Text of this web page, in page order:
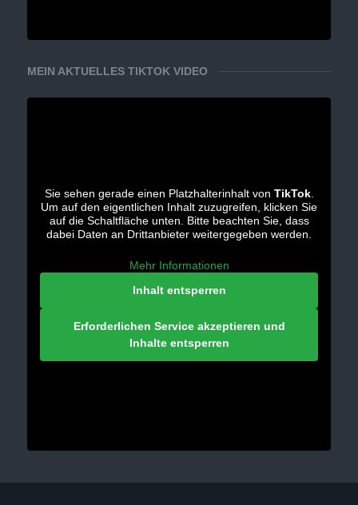
MEIN AKTUELLES TIKTOK VIDEO
Sie sehen gerade einen Platzhalterinhalt von TikTok.
Um auf den eigentlichen Inhalt zuzugreifen, klicken Sie
auf die Schaltfläche unten. Bitte beachten Sie, dass
dabei Daten an Drittanbieter weitergegeben werden.
Mehr Informationen
Inhalt entsperren
Erforderlichen Service akzeptieren und
Inhalte entsperren